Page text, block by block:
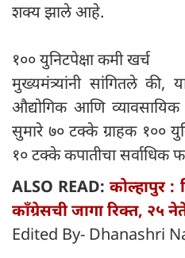
शक्य झाले आहे.
१०० युनिटपेक्षा कमी खर्च
मुख्यमंत्र्यांनी सांगितले की,
औद्योगिक आणि व्यावसायिक
सुमारे ७० टक्के ग्राहक १००
१० टक्के कपातीचा सर्वाधिक
ALSO READ:कोल्हापुर :
काँग्रेसची जागा रिक्त, २५
Edited By- Dhanashri